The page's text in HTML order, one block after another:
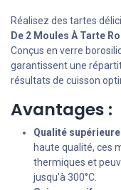
Réalisez des tartes
De 2 Moules À Tarte
Conçus en verre
garantissent une
résultats de cuisson
Avantages :
Qualité supérieure
haute qualité, ces
thermiques et
jusqu'à 300°C.